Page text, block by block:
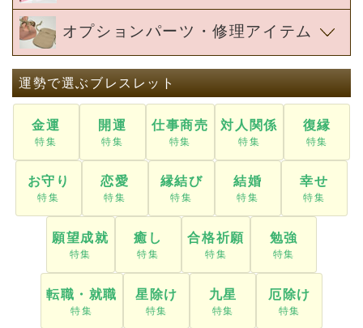
金運 開運 仕事商売 対人関係 復縁
願望成就 癒し 合格祈願 勉強
転職・就職 星除け 九星 厄除け
家庭円満 誕生石 子宝安産